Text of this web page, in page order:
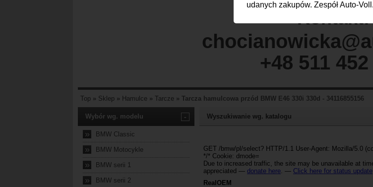
udanych zakupów. Zespół Auto-
Kontakt:
+48 511
Top » Sklep » Hamulce » Tarcze » Tarcza hamulcowa przód BMW E46 330i 330d - 34116855156
Wybór wg. modelu -
» BMW Classic
» BMW Motocykle
» BMW serii 1
» BMW serii 2
Wyszukiwanie wg. katalogu